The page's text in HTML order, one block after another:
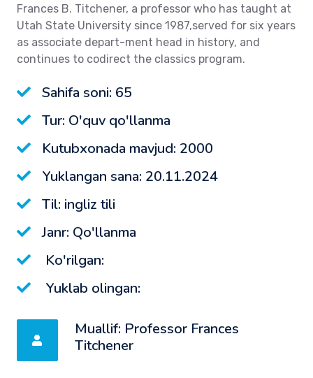
Frances B. Titchener, a professor who has taught at
Utah State University since 1987,served for six years
as associate depart-ment head in history, and
continues to codirect the classics program.
Sahifa soni: 65
Tur: O'quv qo'llanma
Kutubxonada mavjud: 2000
Yuklangan sana: 20.11.2024
Til: ingliz tili
Janr: Qo'llanma
Ko'rilgan:
Yuklab olingan:
Muallif: Professor Frances
Titchener